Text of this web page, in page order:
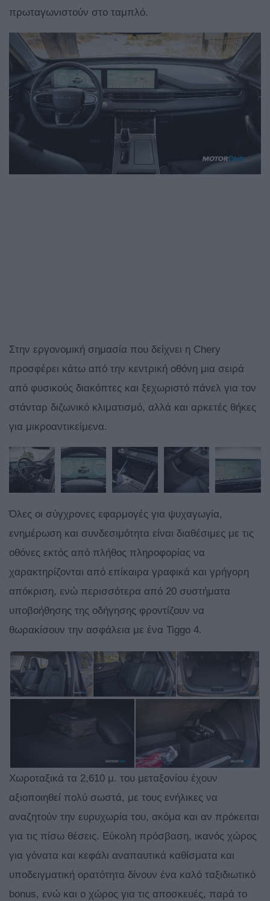
πρωταγωνιστούν στο ταμπλό.
Στην εργονομική σημασία που δείχνει η Chery
προσφέρει κάτω από την κεντρική οθόνη μια σειρά
από φυσικούς διακόπτες και ξεχωριστό πάνελ για τον
στάνταρ διζωνικό κλιματισμό, αλλά και αρκετές θήκες
για μικροαντικείμενα.
Όλες οι σύγχρονες εφαρμογές για ψυχαγωγία,
ενημέρωση και συνδεσιμότητα είναι διαθέσιμες με τις
οθόνες εκτός από πλήθος πληροφορίας να
χαρακτηρίζονται από επίκαιρα γραφικά και γρήγορη
απόκριση, ενώ περισσότερα από 20 συστήματα
υποβοήθησης της οδήγησης φροντίζουν να
θωρακίσουν την ασφάλεια με ένα Tiggo 4.
Χωροταξικά τα 2,610 μ. του μεταξονίου έχουν
αξιοποιηθεί πολύ σωστά, με τους ενήλικες να
αναζητούν την ευρυχωρία του, ακόμα και αν πρόκειται
για τις πίσω θέσεις. Εύκολη πρόσβαση, ικανός χώρος
για γόνατα και κεφάλι αναπαυτικά καθίσματα και
υποδειγματική ορατότητα δίνουν ένα καλό ταξιδιωτικό
bonus, ενώ και ο χώρος για τις αποσκευές, παρά το